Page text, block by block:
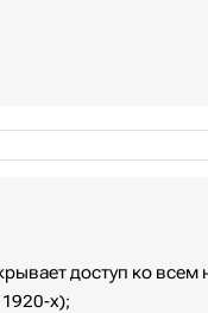
доступ ко
х);